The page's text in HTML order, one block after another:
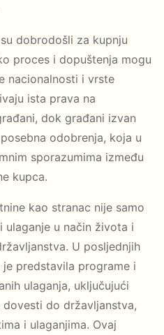
dobrodošli za kupnju
proces i dopuštenja mogu
nacionalnosti i vrste
ista prava na
dok građani izvan
odobrenja, koja u
sporazumima između
kupca.
kao stranac nije samo
ulaganje u način života i
U posljednjih
predstavila programe i
ulaganja, uključujući
do državljanstva,
i ulaganjima. Ovaj